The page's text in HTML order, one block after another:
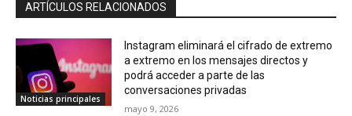
ARTÍCULOS RELACIONADOS
Noticias principales
Instagram eliminará el cifrado de extremo
a extremo en los mensajes directos y
podrá acceder a parte de las
conversaciones privadas
mayo 9, 2026